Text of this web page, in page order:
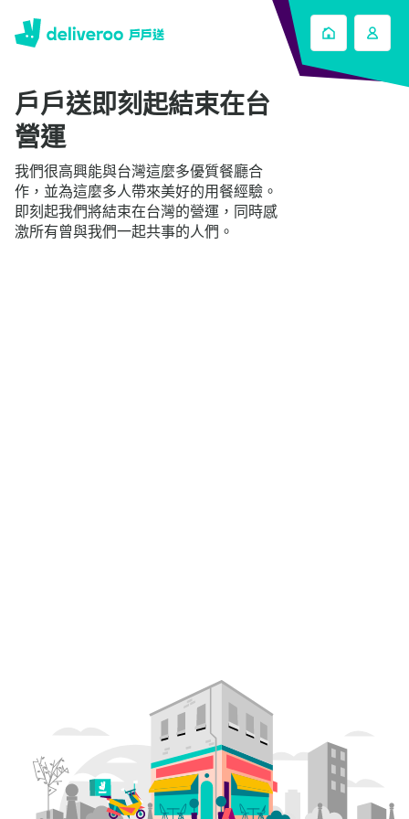
戶戶送即刻起結束在台
營運
我們很高興能與台灣這麼多優質餐廳合
作，並為這麼多人帶來美好的用餐經驗。
即刻起我們將結束在台灣的營運，同時感
激所有曾與我們一起共事的人們。